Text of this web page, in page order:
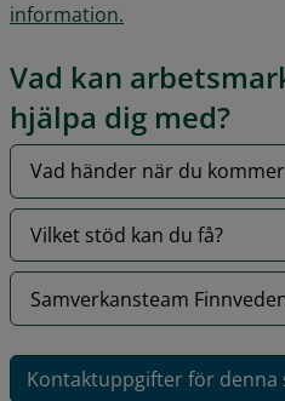
information.
Vad kan
hjälpa dig med?
Vad händer när du
Vilket stöd kan du få?
Samverkansteam
Kontaktuppgifter för denna